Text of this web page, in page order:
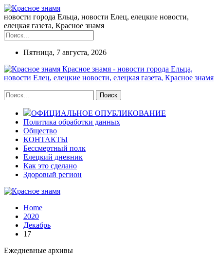
новости города Ельца, новости Елец, елецкие новости,
елецкая газета, Красное знамя
Пятница, 7 августа, 2026
Красное знамя - новости города Ельца,
новости Елец, елецкие новости, елецкая газета, Красное знамя
ОФИЦИАЛЬНОЕ ОПУБЛИКОВАНИЕ
Политика обработки данных
Общество
КОНТАКТЫ
Бессмертный полк
Елецкий дневник
Как это сделано
Здоровый регион
Home
2020
Декабрь
17
Ежедневные архивы